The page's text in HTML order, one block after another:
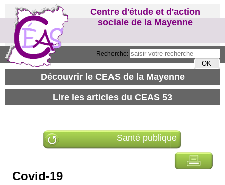
Recherche:
Centre d'étude et d'action
sociale de la Mayenne
Santé publique
Covid-19